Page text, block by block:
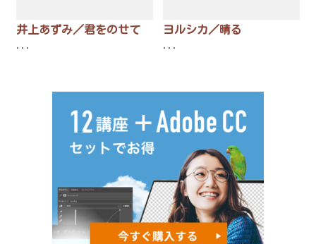
井上あずみ／君をのせて
...
ヨルシカ／晴る
...